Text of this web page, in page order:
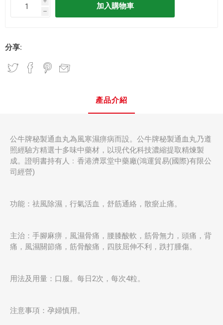
i
h
分享:
產品介紹
公牛牌秘製通血丸為風寒濕痹病而設。公牛牌秘製通血丸乃遵
照經驗方精選十多味中藥材，以現代化科技濃縮提取精煉製
成。證明書持有人﹕香港濟眾堂中藥廠(鴻運貿易(國際)有限公
司經營)
功能：祛風除濕，行氣活血，舒筋通絡，散瘀止痛。
主治：手腳麻痹，風濕骨痛，腰膝酸軟，筋骨無力，頭痛，背
痛，風濕關節痛，筋骨酸痛，四肢屈伸不利，跌打腫傷。
用法及用量：口服。每日2次，每次4粒。
注意事項：孕婦慎用。